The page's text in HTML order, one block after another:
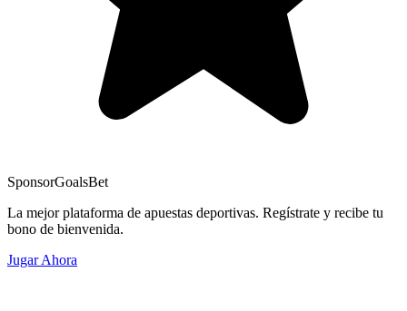
SponsorGoalsBet
La mejor plataforma de apuestas deportivas. Regístrate y recibe tu
bono de bienvenida.
Jugar Ahora